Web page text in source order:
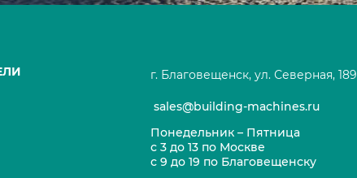
г. Благовещенск, ул. Северная, 189
sales@building-machines.ru
Понедельник – Пятница
с 3 до 13 по Москве
с 9 до 19 по Благовещенску